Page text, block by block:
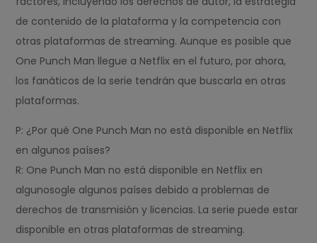
de contenido de la plataforma y la competencia con
otras plataformas de streaming. Aunque es posible que
One Punch Man llegue a Netflix en el futuro, por ahora,
los fanáticos de la serie tendrán que buscarla en otras
plataformas.
P: ¿Por qué One Punch Man no está disponible en Netflix
en algunos países?
R: One Punch Man no está disponible en Netflix en
algunosogle algunos países debido a problemas de
derechos de transmisión y licencias. La serie puede estar
disponible en otras plataformas de streaming.